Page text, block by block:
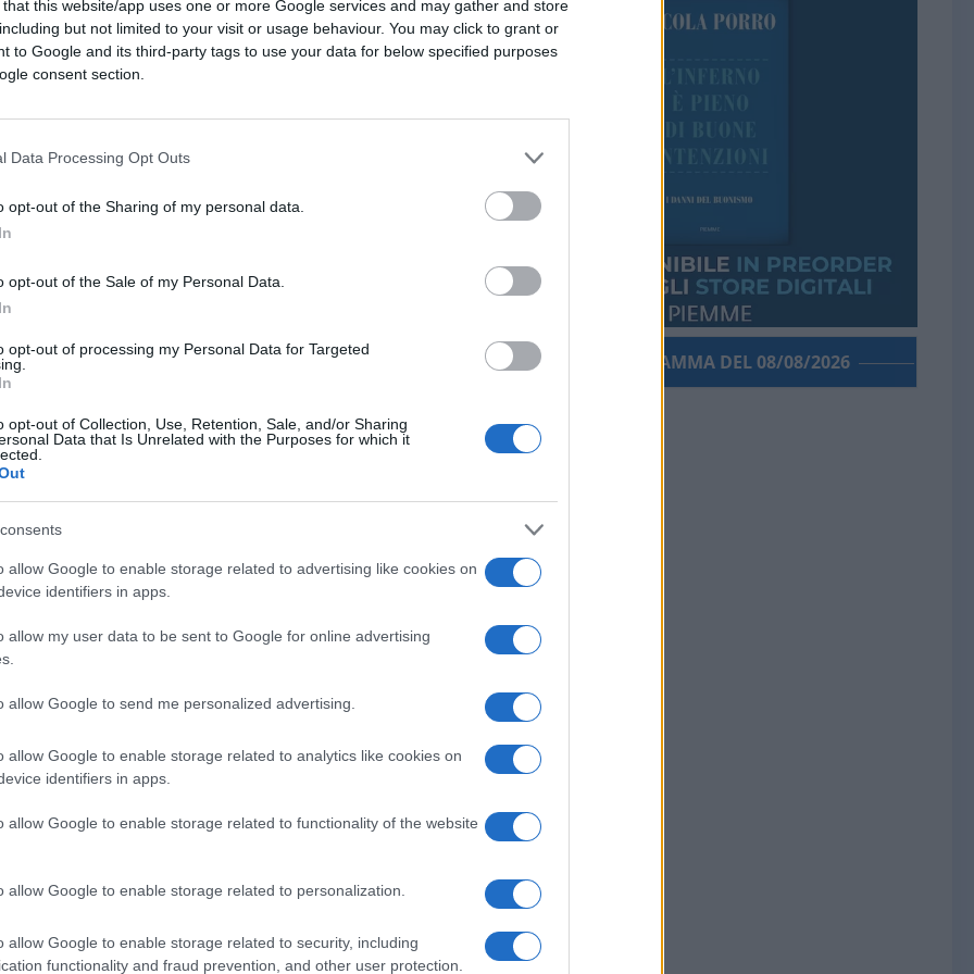
that this website/app uses one or more Google services and may gather and store
but not limited to your visit or usage behaviour. You may click to grant or
to Google and its third-party tags to use your data for below specified purposes
consent section.
Data Processing Opt Outs
opt-out of the Sharing of my personal data.
opt-out of the Sale of my Personal Data.
opt-out of processing my Personal Data for Targeted
opt-out of Collection, Use, Retention, Sale, and/or Sharing
Data that Is Unrelated with the Purposes for which it
allow Google to enable storage related to advertising like cookies on
identifiers in apps.
allow my user data to be sent to Google for online advertising
allow Google to send me personalized advertising.
allow Google to enable storage related to analytics like cookies on
identifiers in apps.
allow Google to enable storage related to functionality of the website
allow Google to enable storage related to personalization.
allow Google to enable storage related to security, including
functionality and fraud prevention, and other user protection.
13
Leggi i commenti
Così abbiamo
& Sustainability Officer del
"La comunicazione digitale ha
22.4kVisualizzazioni
il flusso informativo”. E questo ha
, Chief Corporate Affairs,
Ferrovie dello Stato Italiane, non
gestisce quotidianamente attraverso il
protagonisti dell’informazione, prima
il paradigma della comunicazione,
la nostra che muove ogni giorno 10mila
momento fa i conti anche con 1300
subito, perché i tre capisaldi sono la
ha spiegato lo stesso Inchingolo a
PORROGRAMMA DEL 08/08/2026